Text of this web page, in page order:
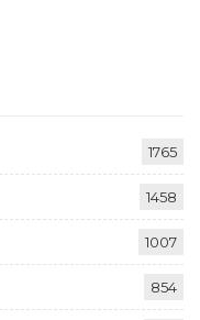
1765
1458
1007
854